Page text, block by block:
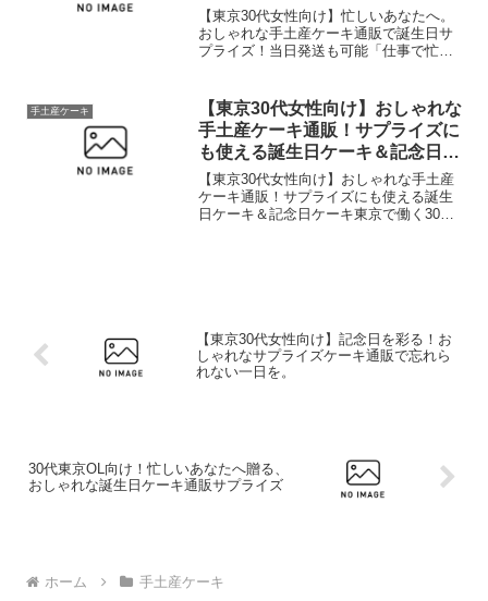
も可能
【東京30代女性向け】忙しいあなたへ。
おしゃれな手土産ケーキ通販で誕生日サ
プライズ！当日発送も可能「仕事で忙し
疲れ様です！ カフェ巡りや旅行など、充
実した日々を送っ...
手土産ケーキ
【東京30代女性向け】おしゃれな
手土産ケーキ通販！サプライズに
も使える誕生日ケーキ＆記念日ケ
ーキ
【東京30代女性向け】おしゃれな手土産
ケーキ通販！サプライズにも使える誕生
日ケーキ＆記念日ケーキ東京で働く30代
【東京30代女性向け】記念日を彩る！お
しゃれなサプライズケーキ通販で忘れら
れない一日を。
30代東京OL向け！忙しいあなたへ贈る、
おしゃれな誕生日ケーキ通販サプライズ
ホーム 手土産ケーキ